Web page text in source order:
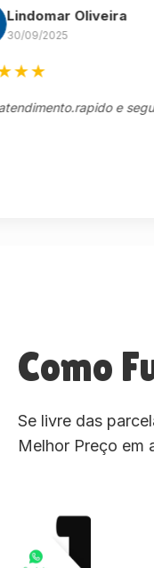
Oliveira
2025
e seguro."
Como
Se livre das
Melhor Preço em